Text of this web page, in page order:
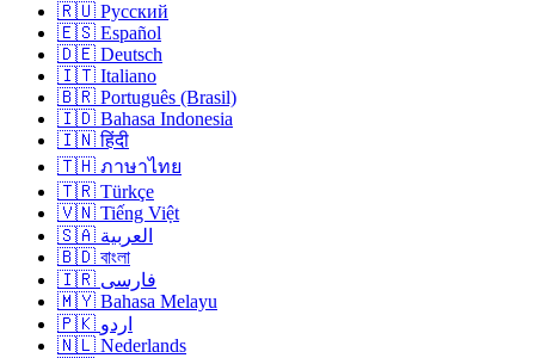
🇷🇺 Русский
🇪🇸 Español
🇩🇪 Deutsch
🇮🇹 Italiano
🇧🇷 Português (Brasil)
🇮🇩 Bahasa Indonesia
🇮🇳 हिंदी
🇹🇭 ภาษาไทย
🇹🇷 Türkçe
🇻🇳 Tiếng Việt
🇸🇦 العربية
🇧🇩 বাংলা
🇮🇷 فارسی
🇲🇾 Bahasa Melayu
🇵🇰 اردو
🇳🇱 Nederlands